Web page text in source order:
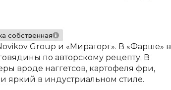
собственная
Group и «Мираторг». В «Фарше» в
по авторскому рецепту. В
вроде наггетсов, картофеля фри,
яркий в индустриальном стиле.